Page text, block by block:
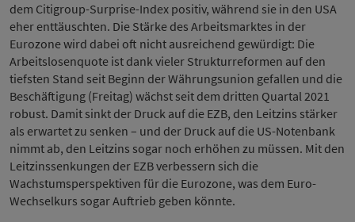
dem Citigroup-Surprise-Index positiv, während sie in den USA
eher enttäuschten. Die Stärke des Arbeitsmarktes in der
Eurozone wird dabei oft nicht ausreichend gewürdigt: Die
Arbeitslosenquote ist dank vieler Strukturreformen auf den
tiefsten Stand seit Beginn der Währungsunion gefallen und die
Beschäftigung (Freitag) wächst seit dem dritten Quartal 2021
robust. Damit sinkt der Druck auf die EZB, den Leitzins stärker
als erwartet zu senken – und der Druck auf die US-Notenbank
nimmt ab, den Leitzins sogar noch erhöhen zu müssen. Mit den
Leitzinssenkungen der EZB verbessern sich die
Wachstumsperspektiven für die Eurozone, was dem Euro-
Wechselkurs sogar Auftrieb geben könnte.